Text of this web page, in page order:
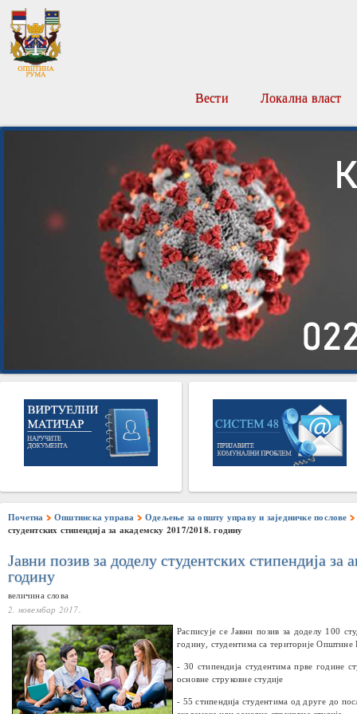
Вести Локална власт
Почетна Општинска управа
Одељење за општу управу и заједничке послове
студентских стипендија за академску 2017/2018. годину
Јавни позив за доделу студентских стипендија за
годину
величина слова
2. новембар 2017.
Расписује се Јавни позив за доделу 100
годину студентима са територијеOпштине
- 30 стипендија студентима прве године
основне струковне студије
- 55 стипендија студентима од друге до